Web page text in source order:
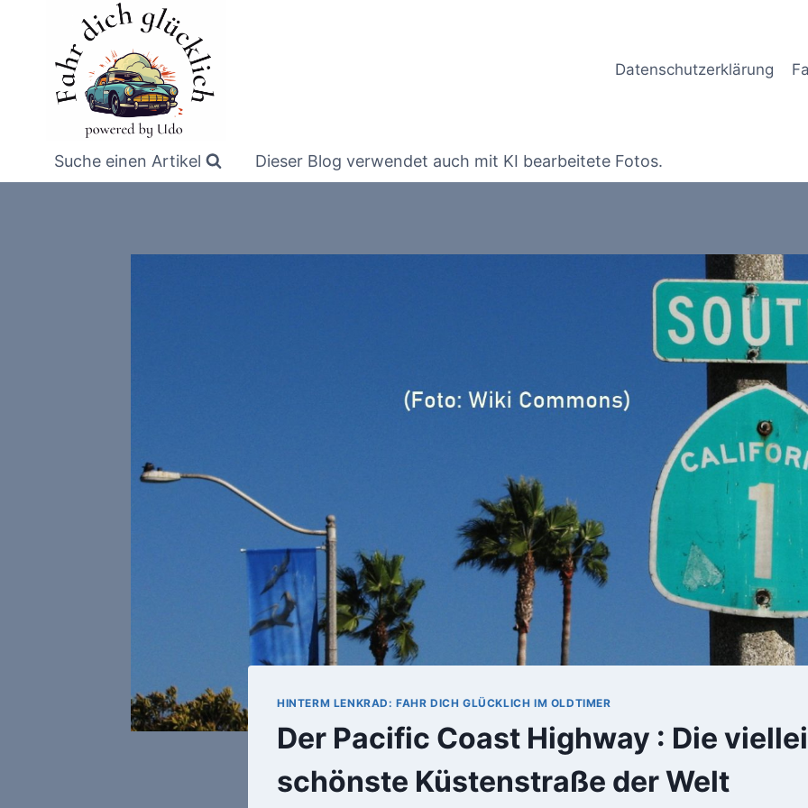
springen
Datenschutzerklärung
Suche einen Artikel Dieser Blog verwendet auch mit KI bearbeitete Fotos.
HINTERM LENKRAD: FAHR DICH GLÜCKLICH IM OLDTIMER
Der Pacific Coast Highway : Die
schönste Küstenstraße der Welt